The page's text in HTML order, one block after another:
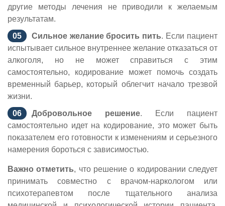
другие методы лечения не приводили к желаемым
результатам.
Сильное желание бросить пить. Если пациент
испытывает сильное внутреннее желание отказаться от
алкоголя, но не может справиться с этим
самостоятельно, кодирование может помочь создать
временный барьер, который облегчит начало трезвой
жизни.
Добровольное решение. Если пациент
самостоятельно идет на кодирование, это может быть
показателем его готовности к изменениям и серьезного
намерения бороться с зависимостью.
Важно отметить, что решение о кодировании следует
принимать совместно с врачом-наркологом или
психотерапевтом после тщательного анализа